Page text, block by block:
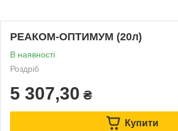
РЕАКОМ-ОПТИМУМ (20л)
В наявності
Роздріб
5 307,30 ₴
Купити